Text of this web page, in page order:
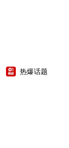
热爆话题